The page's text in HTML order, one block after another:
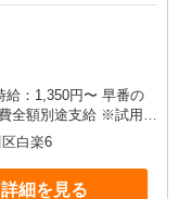
給：1,350円〜 早番の
・能
白楽6
詳細を見る